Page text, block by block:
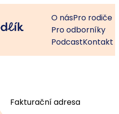
O násPro rodiče
Pro odborníky
PodcastKontakt
Fakturační adresa